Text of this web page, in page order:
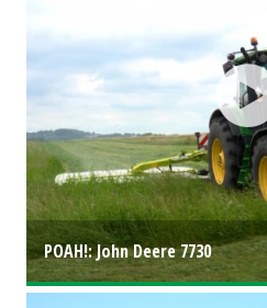
POAH!: John Deere 7730